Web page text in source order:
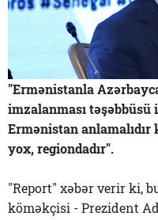
"Ermənistanla
imzalanması təşəbbüsü
Ermənistan anlamalıdır
yox, regiondadır".
"Report" xəbər verir ki,
köməkçisi - Prezident